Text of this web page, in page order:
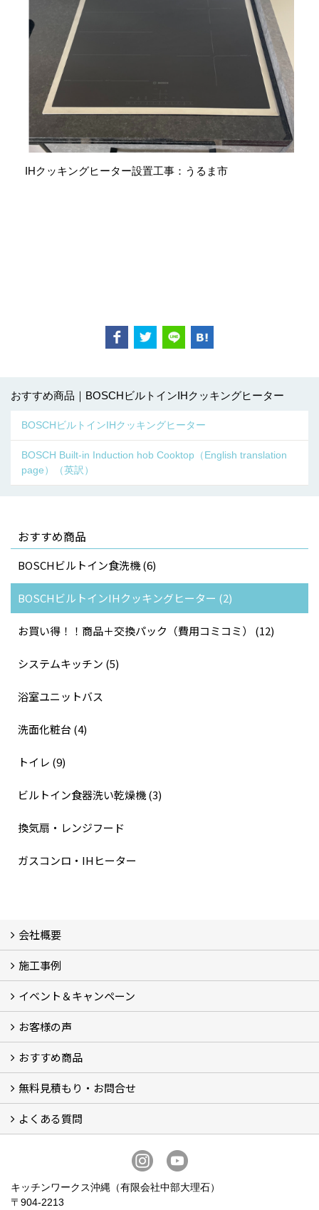
IHクッキングヒーター設置工事：うるま市
おすすめ商品｜BOSCHビルトインIHクッキングヒーター
BOSCHビルトインIHクッキングヒーター
BOSCH Built-in Induction hob Cooktop（English translation
page）（英訳）
おすすめ商品
BOSCHビルトイン食洗機 (6)
BOSCHビルトインIHクッキングヒーター (2)
お買い得！！商品＋交換パック（費用コミコミ） (12)
システムキッチン (5)
浴室ユニットバス
洗面化粧台 (4)
トイレ (9)
ビルトイン食器洗い乾燥機 (3)
換気扇・レンジフード
ガスコンロ・IHヒーター
会社概要
会社概要 (3)
スタッフ紹介
ブログ
プライバシーポリシー
『安心と信頼』を形にする自社工場
施工事例
施工事例
イベント＆キャンペーン
イベント＆キャンペーン
お客様の声
お客様の声 (34)
おすすめ商品
BOSCHビルトイン食洗機 (6)
BOSCHビルトインIHクッキングヒーター (2)
お買い得！！商品＋交換パック（費用コミコミ） (12)
システムキッチン (5)
洗面化粧台 (4)
トイレ (9)
ビルトイン食器洗い乾燥機 (3)
ガスコンロ・IHヒーター
無料見積もり・お問合せ
フォームで問い合わせる
LINEで概算見積り
電話で相談
無料現地調査をご希望の方
よくある質問
お問合せに関する質問 (6)
費用・見積り・お支払いに関する質問 (7)
キッチンワークス沖縄（有限会社中部大理石）
〒904-2213